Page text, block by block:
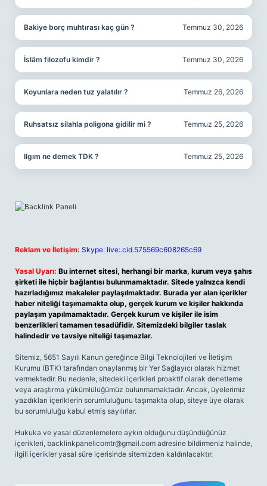
Bakiye borç muhtırası kaç gün ? Temmuz 30, 2026
İslâm filozofu kimdir ? Temmuz 30, 2026
Koyunlara neden tuz yalatılır ? Temmuz 26, 2026
Ruhsatsız silahla poligona gidilir mi ? Temmuz 25, 2026
Ilgım ne demek TDK ? Temmuz 25, 2026
Reklam ve İletişim: Skype: live:.cid.575569c608265c69
Yasal Uyarı: Bu internet sitesi, herhangi bir marka, kurum veya şahıs
şirketi ile hiçbir bağlantısı bulunmamaktadır. Sitede yalnızca kendi
hazırladığımız makaleler paylaşılmaktadır. Burada yer alan içerikler
haber niteliği taşımamakta olup, gerçek kurum ve kişiler hakkında
paylaşım yapılmamaktadır. Gerçek kurum ve kişiler ile isim
benzerlikleri tamamen tesadüfidir. Sitemizdeki bilgiler taslak
halindedir ve tavsiye niteliği taşımazlar.
Sitemiz, 5651 Sayılı Kanun gereğince Bilgi Teknolojileri ve İletişim
Kurumu (BTK) tarafından onaylanmış bir Yer Sağlayıcı olarak hizmet
vermektedir. Bu nedenle, sitedeki içerikleri proaktif olarak denetleme
veya araştırma yükümlülüğümüz bulunmamaktadır. Ancak, üyelerimiz
yazdıkları içeriklerin sorumluluğunu taşımakta olup, siteye üye olarak
bu sorumluluğu kabul etmiş sayılırlar.
Hukuka ve yasal düzenlemelere aykırı olduğunu düşündüğünüz
içerikleri, backlinkpanelicomtr@gmail.com adresine bildirmeniz halinde,
ilgili içerikler yasal süre içerisinde sitemizden kaldırılacaktır.